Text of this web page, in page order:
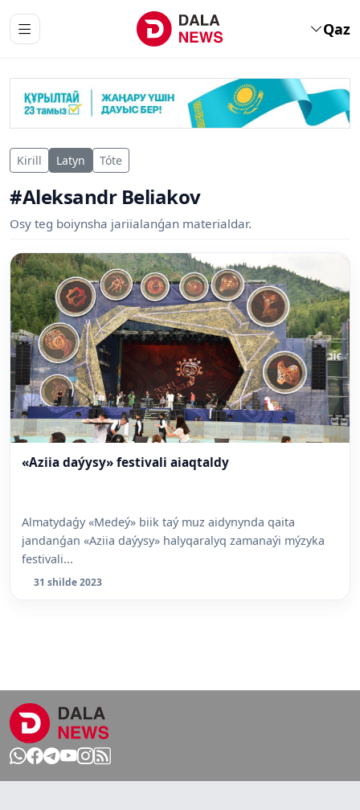
Qaz
Kirill Latyn Tóte
#Aleksandr Beliakov
Osy teg boiynsha jariialanǵan materialdar.
«Aziia daýysy» festivali aiaqtaldy
Almatydaǵy «Medeý» biik taý muz aidynynda qaita
jandanǵan «Aziia daýysy» halyqaralyq zamanaýi mýzyka
festivali...
31 shilde 2023